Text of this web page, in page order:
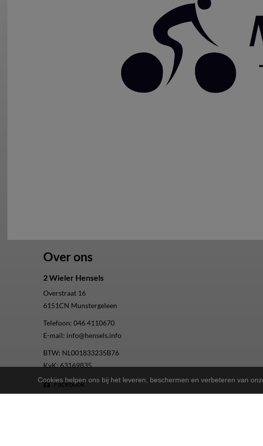
Over ons
2 Wieler Hensels
Overstraat 16
6151CN Munstergeleen
Telefoon: 046 4110670
E-mail: info@hensels.info
BTW: NL001833235B76
KvK: 63169835
Facebook
Cookies helpen ons bij het leveren, beschermen en verbeteren van